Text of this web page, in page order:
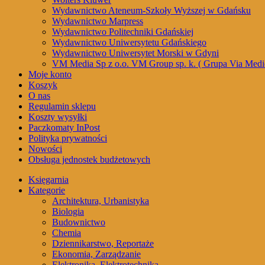
Wydawnictwo Ateneum-Szkoły Wyższej w Gdańsku
Wydawnictwo Marpress
Wydawnictwo Politechniki Gdańskiej
Wydawnictwo Uniwersytetu Gdańskiego
Wydawnictwo Uniwersytet Morski w Gdyni
VM Media Sp z o.o. VM Group sp. k. ( Grupa Via
Moje konto
Koszyk
O nas
Regulamin sklepu
Koszty wysyłki
Paczkomaty InPost
Polityka prywatności
Nowości
Obsługa jednostek budżetowych
Księgarnia
Kategorie
Architektura, Urbanistyka
Biologia
Budownictwo
Chemia
Dziennikarstwo, Reportaże
Ekonomia, Zarządzanie